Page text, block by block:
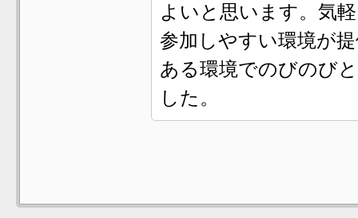
よいと思います。気
参加しやすい環境が
ある環境でのびのび
した。